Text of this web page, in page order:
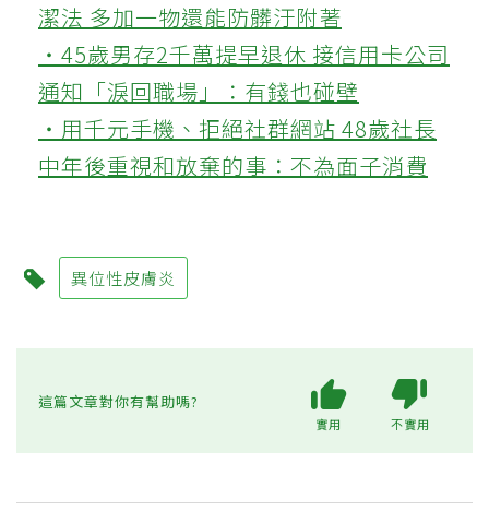
潔法 多加一物還能防髒汙附著
‧45歲男存2千萬提早退休 接信用卡公司
通知「淚回職場」：有錢也碰壁
‧用千元手機、拒絕社群網站 48歲社長
中年後重視和放棄的事：不為面子消費
異位性皮膚炎
這篇文章對你有幫助嗎?
實用 不實用